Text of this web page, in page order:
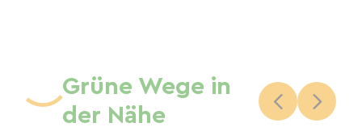
Grüne Wege in
der Nähe